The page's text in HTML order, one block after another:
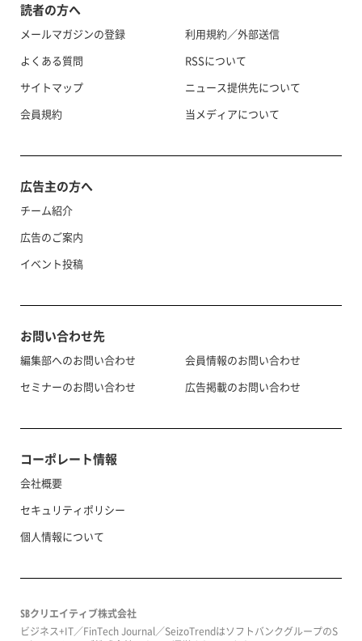
読者の方へ
メールマガジンの登録
よくある質問
サイトマップ
会員規約
利用規約／外部送信
RSSについて
ニュース提供先について
当メディアについて
広告主の方へ
チーム紹介
広告のご案内
イベント投稿
お問い合わせ先
編集部へのお問い合わせ
セミナーのお問い合わせ
会員情報のお問い合わせ
広告掲載のお問い合わせ
コーポレート情報
会社概要
セキュリティポリシー
個人情報について
SBクリエイティブ株式会社
ビジネス+IT／FinTech Journal／SeizoTrendはソフトバンクグループのS